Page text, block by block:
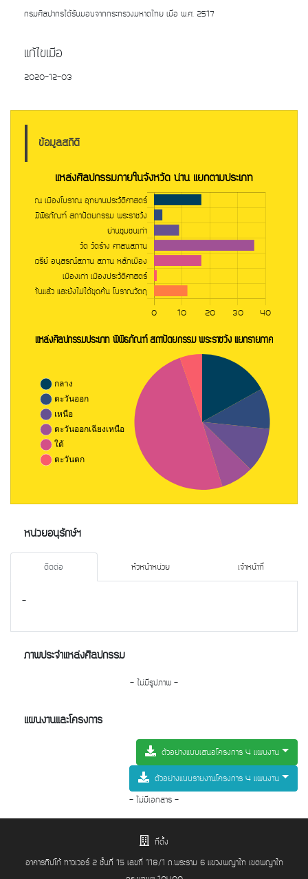
กรมศิลปากรได้รับมอบจากกระทรวงมหาดไทย เมื่อ พ.ศ. 2517
แก้ไขเมื่อ
2020-12-03
ข้อมูลสถิติ
หน่วยอนุรักษ์ฯ
ติดต่อ หัวหน้าหน่วย เจ้าหน้าที่
-
ภาพประจำแหล่งศิลปกรรม
- ไม่มีรูปภาพ -
แผนงานและโครงการ
ตัวอย่างแบบเสนอโครงการ 4 แผนงาน
ตัวอย่างแบบรายงานโครงการ 4 แผนงาน
- ไม่มีเอกสาร -
ที่ตั้ง
อาคารทิปโก้ ทาวเวอร์ 2 ชั้นที่ 15 เลขที่ 118/1 ถ.พระราม 6 แขวงพญาไท เขตพญาไท